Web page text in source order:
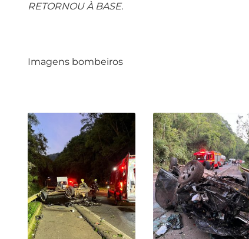
RETORNOU À BASE.
Imagens bombeiros